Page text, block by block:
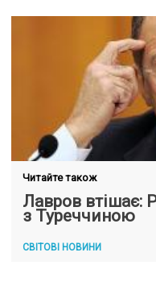
Читайте також
Лавров втішає:
з Туреччиною
СВІТОВІ НОВИНИ